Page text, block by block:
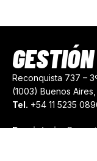
Reconquista 737 –
(1003) Buenos
Tel. +54 11 5235
Propietario:
GESTIÓN